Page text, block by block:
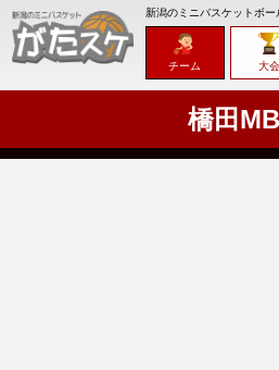
新潟のミニバスケットボー
チーム 大会
橋田